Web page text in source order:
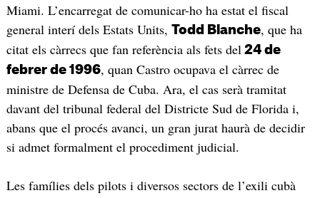
Miami. L’encarregat de comunicar-ho ha estat el fiscal
general interí dels Estats Units, Todd Blanche, que ha
citat els càrrecs que fan referència als fets del 24 de
febrer de 1996, quan Castro ocupava el càrrec de
ministre de Defensa de Cuba. Ara, el cas serà tramitat
davant del tribunal federal del Districte Sud de Florida i,
abans que el procés avanci, un gran jurat haurà de decidir
si admet formalment el procediment judicial.
Les famílies dels pilots i diversos sectors de l’exili cubà